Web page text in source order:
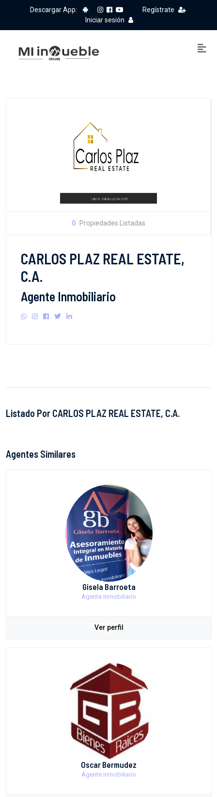
Descargar App:
Regístrate
Iniciar sesión
0 Propiedades Listadas
CARLOS PLAZ REAL ESTATE,
C.A.
Agente Inmobiliario
Listado Por CARLOS PLAZ REAL ESTATE, C.A.
Agentes Similares
Gisela Barroeta
Agente inmobiliario
Ver perfil
Oscar Bermudez
Agente inmobiliario